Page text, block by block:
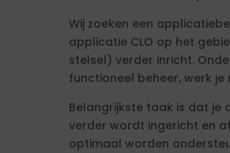
Wij zoeken een
applicatie CLO op het
stelsel) verder inricht.
functioneel beheer, werk je
Belangrijkste taak is dat je
verder wordt ingericht en
optimaal worden